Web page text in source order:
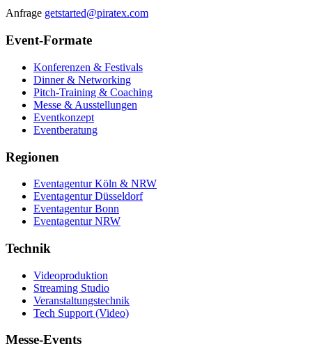
Anfrage getstarted@piratex.com
Event-Formate
Konferenzen & Festivals
Dinner & Networking
Pitch-Training & Coaching
Messe & Ausstellungen
Eventkonzept
Eventberatung
Regionen
Eventagentur Köln & NRW
Eventagentur Düsseldorf
Eventagentur Bonn
Eventagentur NRW
Technik
Videoproduktion
Streaming Studio
Veranstaltungstechnik
Tech Support (Video)
Messe-Events